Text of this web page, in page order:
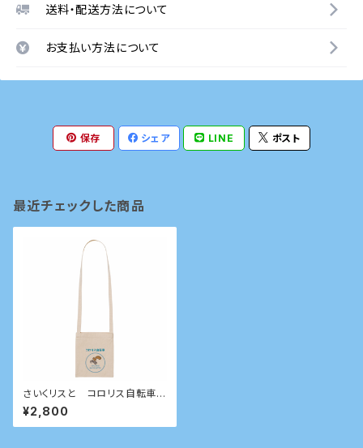
送料・配送方法について
お支払い方法について
保存 シェア LINE ポスト
最近チェックした商品
さいくリスと コロリス自転車
サコッシュ
¥2,800